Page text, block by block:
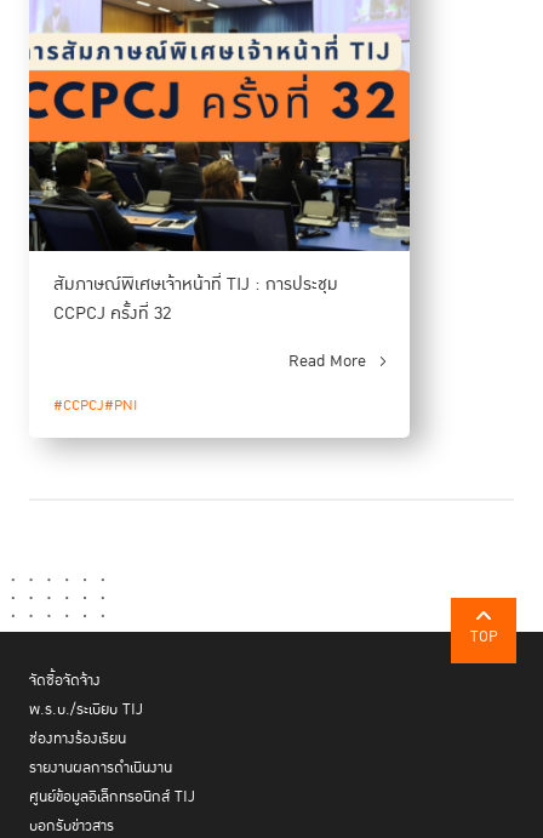
สำหรับการประชุม PNI Workshop ได้มีการหารือและแลกเปลี่ยนแนวทางการ
ยกระดับการเข้าถึงความยุติธรรมในบริบทต่างๆ แบ่งออกเป็น 3 ประเด็นหลัก
ได้แก่ การเข้าถึงความยุติธรรมสำหรับผู้เสียหาย การให้ความคุ้มครองต่อผู้เสีย
และมีส่วนร่วมในด้านความยุติธรรม และ ดร.พิเศษ สอาดเย็น ผู้อำนวยการสถา
บันฯ ยังได้ทำหน้าที่ผู้ดำเนินรายการ รวมทั้งมีการเผยแพร่ PNI Newsletter
ซึ่ง TIJ เป็นผู้ประสานงานและจัดทำเพื่อรวบรวมองค์ความรู้ที่เกี่ยวข้องแก่ผู้เข้า
ร่วมงานอีกด้วย
นำเสนอพัฒนาการและการผลักดันข้อกำหนดกรุงเทพใน
เวทีระหว่างประเทศ
ส่วนในเรื่องการผลักดันข้อกำหนดกรุงเทพ TIJ ร่วมจัด
สำนักงาน UNODCในหัวข้อ “Expanding the Promise of the Bangkok
Rules: Towards Gender Responsive and Inclusive Justice for
All”ที่เน้นย้ำถึงความสำคัญของข้อกำหนดกรุงเทพ ตั้งแต่พัฒนาการจากต้น
สัมภาษณ์พิเศษเจ้าหน้าที่ TIJ : การประชุม
CCPCJ ครั้งที่ 32
Read More
#CCPCJ#PNI
TOP
จัดซื้อจัดจ้าง
พ.ร.บ./ระเบียบ TIJ
ช่องทางร้องเรียน
รายงานผลการดำเนินงาน
ศูนย์ข้อมูลอิเล็กทรอนิกส์ TIJ
บอกรับข่าวสาร